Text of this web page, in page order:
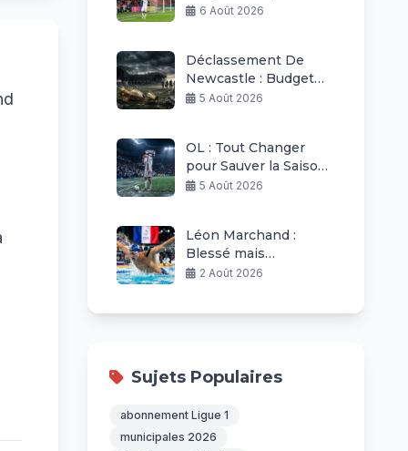
La Défaite Lyonnaise
6 Août 2026
Déclassement De
Newcastle : Budget
Raboté Et Ambitions
5 Août 2026
OL : Tout Changer
pour Sauver la Saison
Européenne Après
5 Août 2026
Léon Marchand :
Blessé mais
Ambitieux aux
2 Août 2026
Sujets Populaires
abonnement Ligue 1
municipales 2026